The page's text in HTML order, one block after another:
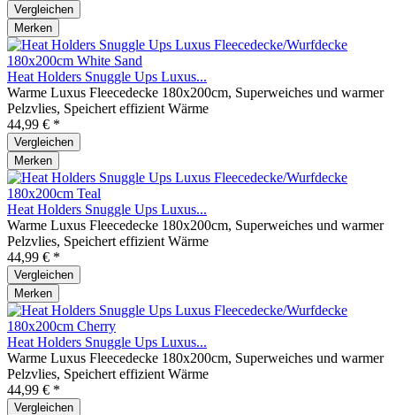
Vergleichen
Merken
Heat Holders Snuggle Ups Luxus...
Warme Luxus Fleecedecke 180x200cm, Superweiches und warmer
Pelzvlies, Speichert effizient Wärme
44,99 € *
Vergleichen
Merken
Heat Holders Snuggle Ups Luxus...
Warme Luxus Fleecedecke 180x200cm, Superweiches und warmer
Pelzvlies, Speichert effizient Wärme
44,99 € *
Vergleichen
Merken
Heat Holders Snuggle Ups Luxus...
Warme Luxus Fleecedecke 180x200cm, Superweiches und warmer
Pelzvlies, Speichert effizient Wärme
44,99 € *
Vergleichen